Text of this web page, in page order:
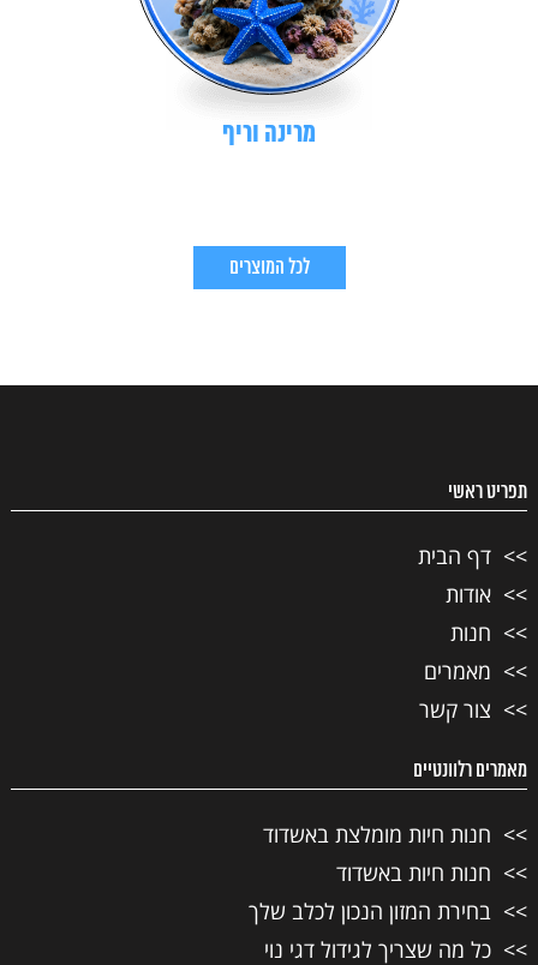
מרינה וריף
לכל המוצרים
תפריט ראשי
דף הבית
אודות
חנות
מאמרים
צור קשר
מאמרים רלוונטיים
חנות חיות מומלצת באשדוד
חנות חיות באשדוד
בחירת המזון הנכון לכלב שלך
כל מה שצריך לגידול דגי נוי